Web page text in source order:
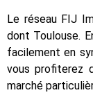
Le réseau FIJ
dont Toulouse.
facilement en
vous profiterez
marché